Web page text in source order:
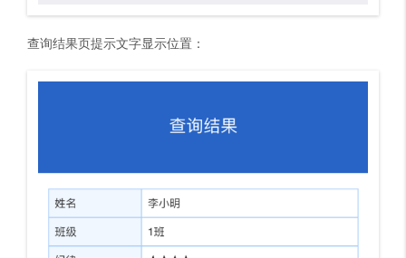
查询结果页提示文字显示位置：